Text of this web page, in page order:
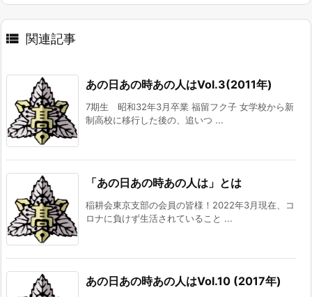
 関連記事
あの日あの時あの人はVol.3(2011年)
7期生 昭和32年3月卒業 福留フク子 女学校から新
制高校に移行した後の、追いつ ...
「あの日あの時あの人は」とは
稲耕会東京支部の会員の皆様！2022年3月現在、コ
ロナに負けず生活されていること ...
あの日あの時あの人はVol.10 (2017年)